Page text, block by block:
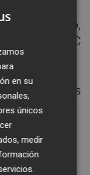
la
Paula Añó,
del CCCC
destitución
entre los
pues
la decisión.
a
la que el
en su
únicos
medir